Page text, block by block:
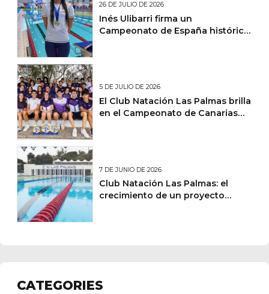
26 DE JULIO DE 2026
Inés Ulibarri firma un
Campeonato de España histórico
5 DE JULIO DE 2026
El Club Natación Las Palmas brilla
en el Campeonato de Canarias
7 DE JUNIO DE 2026
Club Natación Las Palmas: el
crecimiento de un proyecto
CATEGORIES